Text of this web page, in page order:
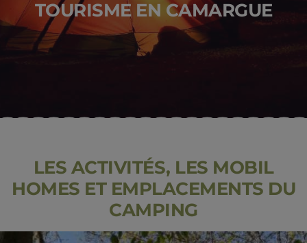
TOURISME EN CAMARGUE
LES ACTIVITÉS, LES MOBIL
HOMES ET EMPLACEMENTS DU
CAMPING